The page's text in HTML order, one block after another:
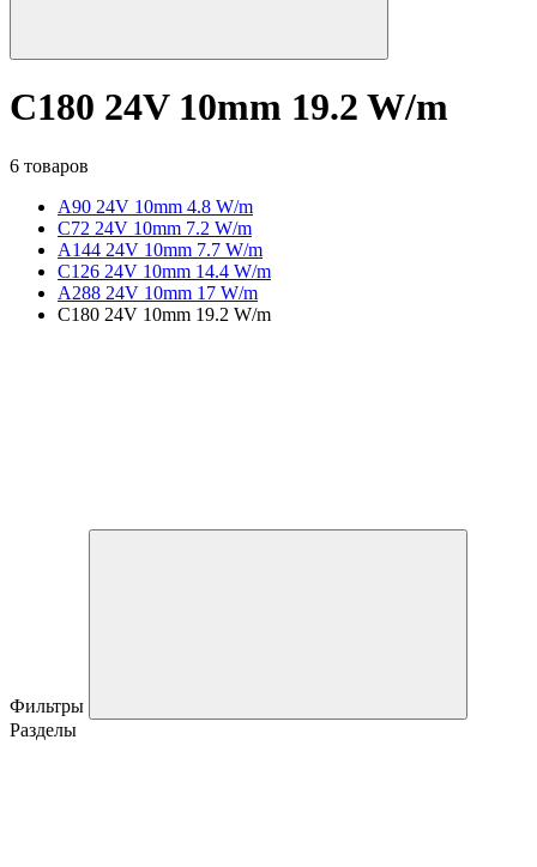
C180 24V 10mm 19.2 W/m
6 товаров
A90 24V 10mm 4.8 W/m
C72 24V 10mm 7.2 W/m
A144 24V 10mm 7.7 W/m
C126 24V 10mm 14.4 W/m
A288 24V 10mm 17 W/m
C180 24V 10mm 19.2 W/m
Фильтры
Разделы